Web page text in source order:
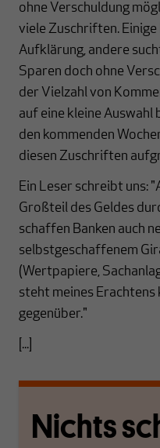
ohne Verschuldung
viele Zuschriften.
Aufklärung, andere
Sparen doch ohne
der Vielzahl von
auf eine kleine Auswahl
den kommenden
diesen Zuschriften
Ein Leser schreibt uns:
Großteil des Geldes
schaffen Banken auch
selbstgeschaffenem
(Wertpapiere,
steht meines Erachtens
gegenüber."
[...]
Nichts